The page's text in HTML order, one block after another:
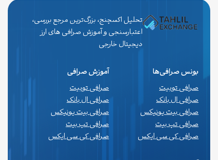
تحلیل اکسچنج، بزرگ‌ترین مرجع بررسی،
اعتبارسنجی و آموزش صرافی های ارز
دیجیتال خارجی
بونس صرافی‌ها
صرافی توبیت
صرافی ال بانک
صرافی بیت یونیکس
صرافی تپ بیت
صرافی کی سی ایکس
آموزش صرافی
صرافی توبیت
صرافی ال بانک
صرافی بیت یونیکس
صرافی تپ بیت
صرافی کی سی ایکس